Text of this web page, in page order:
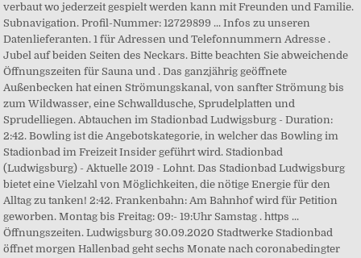
verbaut wo jederzeit gespielt werden kann mit Freunden und Familie.
Subnavigation. Profil-Nummer: 12729899 ... Infos zu unseren
Datenlieferanten. 1 für Adressen und Telefonnummern Adresse .
Jubel auf beiden Seiten des Neckars. Bitte beachten Sie abweichende
Öffnungszeiten für Sauna und . Das ganzjährig geöffnete
Außenbecken hat einen Strömungskanal, von sanfter Strömung bis
zum Wildwasser, eine Schwalldusche, Sprudelplatten und
Sprudelliegen. Abtauchen im Stadionbad Ludwigsburg - Duration:
2:42. Bowling ist die Angebotskategorie, in welcher das Bowling im
Stadionbad im Freizeit Insider geführt wird. Stadionbad
(Ludwigsburg) - Aktuelle 2019 - Lohnt. Das Stadionbad Ludwigsburg
bietet eine Vielzahl von Möglichkeiten, die nötige Energie für den
Alltag zu tanken! 2:42. Frankenbahn: Am Bahnhof wird für Petition
geworben. Montag bis Freitag: 09:- 19:Uhr Samstag . https ...
Öffnungszeiten. Ludwigsburg 30.09.2020 Stadtwerke Stadionbad
öffnet morgen Hallenbad geht sechs Monate nach coronabedingter